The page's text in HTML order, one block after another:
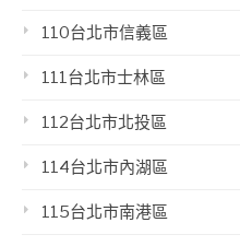
110台北市信義區
111台北市士林區
112台北市北投區
114台北市內湖區
115台北市南港區